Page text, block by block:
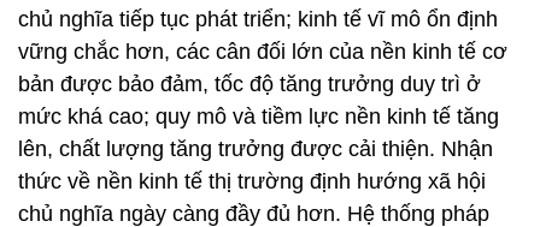
chủ nghĩa tiếp tục phát triển; kinh tế vĩ mô ổn định
vững chắc hơn, các cân đối lớn của nền kinh tế cơ
bản được bảo đảm, tốc độ tăng trưởng duy trì ở
mức khá cao; quy mô và tiềm lực nền kinh tế tăng
lên, chất lượng tăng trưởng được cải thiện. Nhận
thức về nền kinh tế thị trường định hướng xã hội
chủ nghĩa ngày càng đầy đủ hơn. Hệ thống pháp